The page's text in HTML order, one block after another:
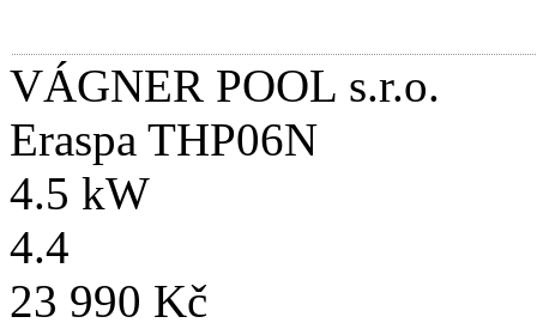
VÁGNER POOL s.r.o.
Eraspa THP06N
4.5 kW
4.4
23 990 Kč